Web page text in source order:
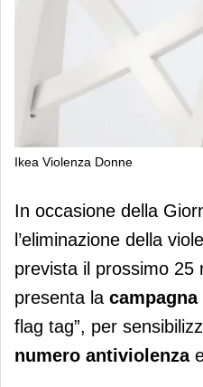
Ikea Violenza Donne
Ikea aderisce alla
numero
In occasione della
l’eliminazione della
prevista il prossimo 25
presenta la campagna
flag tag”, per
numero antiviolenza